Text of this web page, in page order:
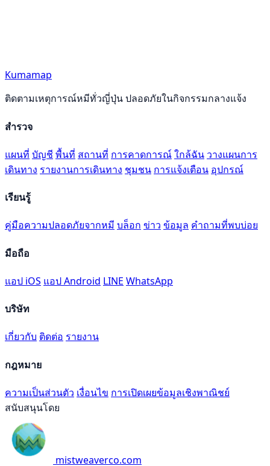
Kumamap
ติดตามเหตุการณ์หมีทั่วญี่ปุ่น ปลอดภัยในกิจกรรมกลางแจ้ง
สำรวจ
แผนที่ บัญชี พื้นที่ สถานที่ การคาดการณ์ใกล้ฉัน วางแผนการ
เดินทาง รายงานการเดินทาง ชุมชน การแจ้งเตือน อุปกรณ์
เรียนรู้
คู่มือความปลอดภัยจากหมี บล็อก ข่าว ข้อมูล คำถามที่พบบ่อย
มือถือ
แอป iOS แอป Android LINE WhatsApp
บริษัท
เกี่ยวกับ ติดต่อ รายงาน
กฎหมาย
ความเป็นส่วนตัว เงื่อนไข การเปิดเผยข้อมูลเชิงพาณิชย์
สนับสนุนโดย
mistweaverco.com